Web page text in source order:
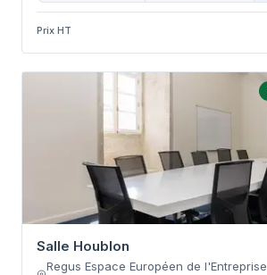
Prix HT
Salle Houblon
Regus Espace Européen de l'Entreprise